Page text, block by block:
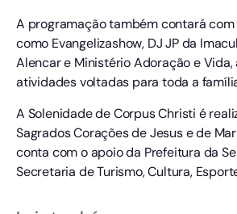
A programação também contará
como Evangelizashow, DJ JP da
Alencar e Ministério Adoração e
atividades voltadas para toda a
A Solenidade de Corpus Christi é
Sagrados Corações de Jesus e de
conta com o apoio da Prefeitura da
Secretaria de Turismo, Cultura,